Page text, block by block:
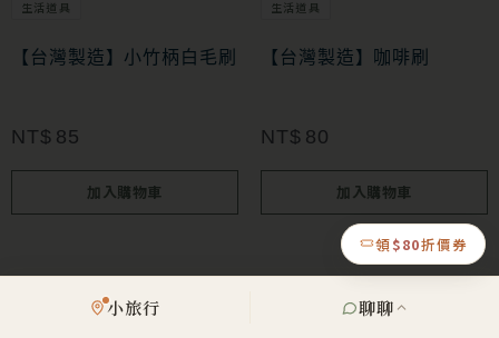
生活道具
【台灣製造】小竹柄白毛刷
NT$ 85
加入購物車
生活道具
【台灣製造】咖啡刷
NT$ 80
加入購物車
領$80折價券
小旅行 聊聊